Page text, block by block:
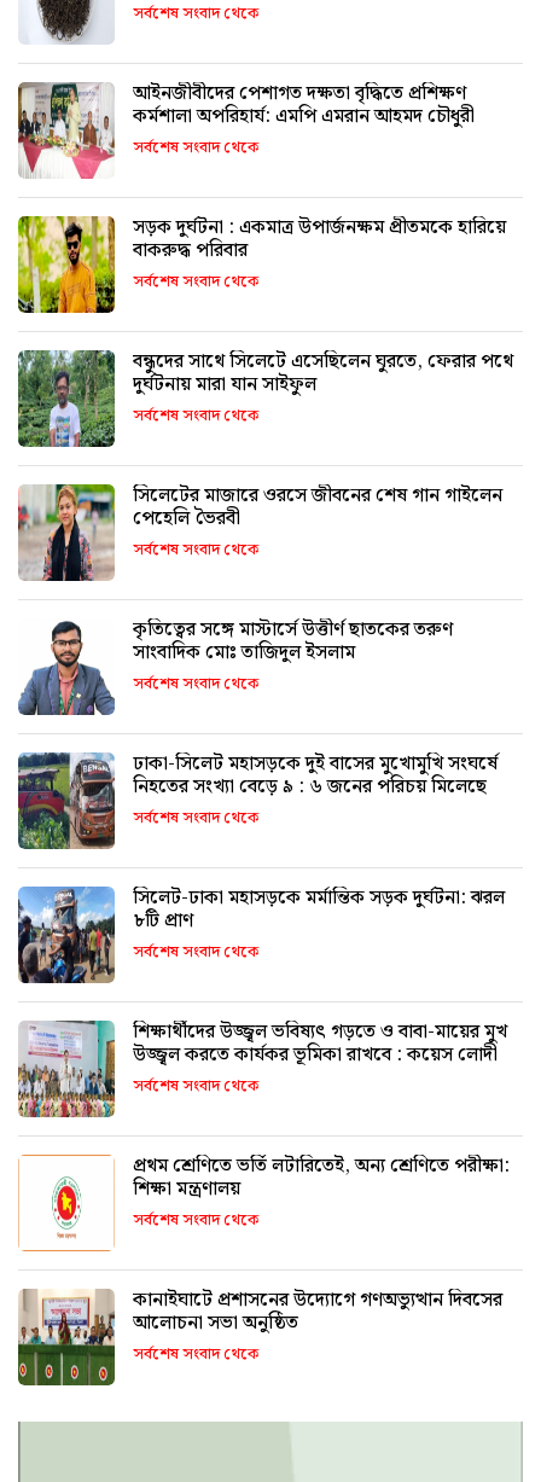
সর্বশেষ সংবাদ থেকে
আইনজীবীদের পেশাগত দক্ষতা বৃদ্ধিতে প্রশিক্ষণ
কর্মশালা অপরিহার্য: এমপি এমরান আহমদ চৌধুরী
সর্বশেষ সংবাদ থেকে
সড়ক দুর্ঘটনা : একমাত্র উপার্জনক্ষম প্রীতমকে হারিয়ে
বাকরুদ্ধ পরিবার
সর্বশেষ সংবাদ থেকে
বন্ধুদের সাথে সিলেটে এসেছিলেন ঘুরতে, ফেরার পথে
দুর্ঘটনায় মারা যান সাইফুল
সর্বশেষ সংবাদ থেকে
সিলেটের মাজারে ওরসে জীবনের শেষ গান গাইলেন
পেহেলি ভৈরবী
সর্বশেষ সংবাদ থেকে
কৃতিত্বের সঙ্গে মাস্টার্সে উত্তীর্ণ ছাতকের তরুণ
সাংবাদিক মোঃ তাজিদুল ইসলাম
সর্বশেষ সংবাদ থেকে
ঢাকা-সিলেট মহাসড়কে দুই বাসের মুখোমুখি সংঘর্ষে
নিহতের সংখ্যা বেড়ে ৯ : ৬ জনের পরিচয় মিলেছে
সর্বশেষ সংবাদ থেকে
সিলেট-ঢাকা মহাসড়কে মর্মান্তিক সড়ক দুর্ঘটনা: ঝরল
৮টি প্রাণ
সর্বশেষ সংবাদ থেকে
শিক্ষার্থীদের উজ্জ্বল ভবিষ্যৎ গড়তে ও বাবা-মায়ের মুখ
উজ্জ্বল করতে কার্যকর ভূমিকা রাখবে : কয়েস লোদী
সর্বশেষ সংবাদ থেকে
প্রথম শ্রেণিতে ভর্তি লটারিতেই, অন্য শ্রেণিতে পরীক্ষা:
শিক্ষা মন্ত্রণালয়
সর্বশেষ সংবাদ থেকে
কানাইঘাটে প্রশাসনের উদ্যোগে গণঅভ্যুত্থান দিবসের
আলোচনা সভা অনুষ্ঠিত
সর্বশেষ সংবাদ থেকে